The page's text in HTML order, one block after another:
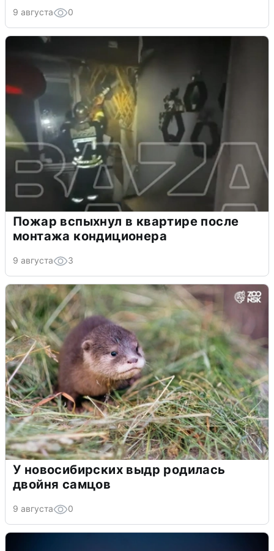
9 августа 0
Пожар вспыхнул в квартире после
монтажа кондиционера
9 августа 3
У новосибирских выдр родилась
двойня самцов
9 августа 0